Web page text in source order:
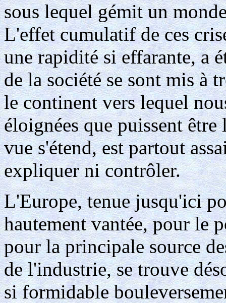
sous lequel gémit un
L'effet cumulatif de ces
une rapidité si effarante, a
de la société se sont mis à
le continent vers lequel
éloignées que puissent
vue s'étend, est partout
expliquer ni contrôler.
L'Europe, tenue jusqu'ici
hautement vantée, pour le
pour la principale source
de l'industrie, se trouve
si formidable